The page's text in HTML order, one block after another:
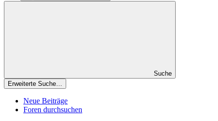
Suche
Erweiterte Suche…
Neue Beiträge
Foren durchsuchen